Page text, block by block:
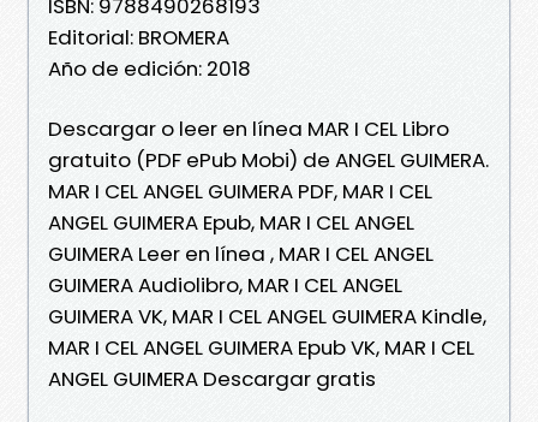
ISBN: 9788490268193
Editorial: BROMERA
Año de edición: 2018
Descargar o leer en línea MAR I CEL Libro
gratuito (PDF ePub Mobi) de ANGEL GUIMERA.
MAR I CEL ANGEL GUIMERA PDF, MAR I CEL
ANGEL GUIMERA Epub, MAR I CEL ANGEL
GUIMERA Leer en línea , MAR I CEL ANGEL
GUIMERA Audiolibro, MAR I CEL ANGEL
GUIMERA VK, MAR I CEL ANGEL GUIMERA Kindle,
MAR I CEL ANGEL GUIMERA Epub VK, MAR I CEL
ANGEL GUIMERA Descargar gratis